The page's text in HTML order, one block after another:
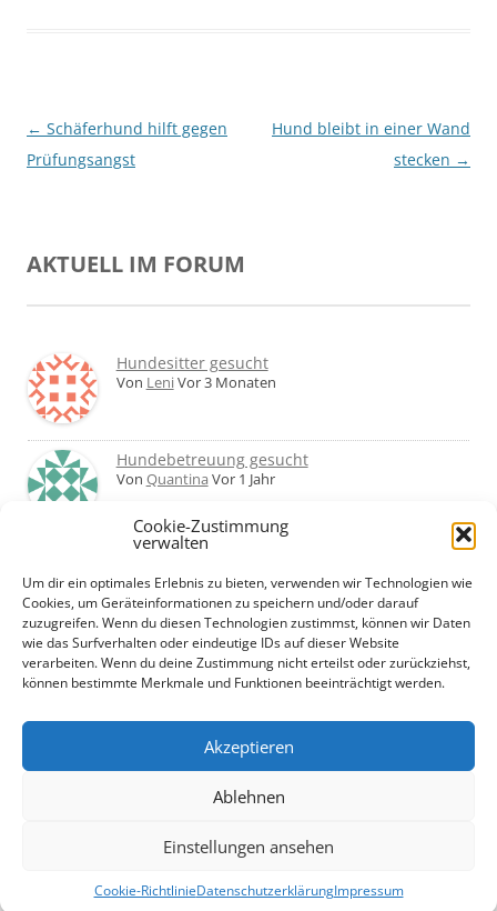
Cookie-Zustimmung
verwalten
Um dir ein optimales Erlebnis zu bieten, verwenden wir Technologien wie
Cookies, um Geräteinformationen zu speichern und/oder darauf
zuzugreifen. Wenn du diesen Technologien zustimmst, können wir Daten
wie das Surfverhalten oder eindeutige IDs auf dieser Website
verarbeiten. Wenn du deine Zustimmung nicht erteilst oder zurückziehst,
können bestimmte Merkmale und Funktionen beeinträchtigt werden.
Akzeptieren
Ablehnen
Einstellungen ansehen
Cookie-RichtlinieDatenschutzerklärungImpressum
Beitragsnavigation
← Schäferhund hilft gegen
Prüfungsangst
Hund bleibt in einer Wand
stecken →
AKTUELL IM FORUM
Hundesitter gesucht
Von LeniVor 3 Monaten
Hundebetreuung gesucht
Von Quantina Vor 1 Jahr
Was haltet ihr von Hundetagesstätten?
Erfahrungen?
VonMartin Vor 2 Jahren
Urlaub mit Hund... Tipps für hundefreundliche
Unterkünfte?
VonBeateVor 2 Jahren